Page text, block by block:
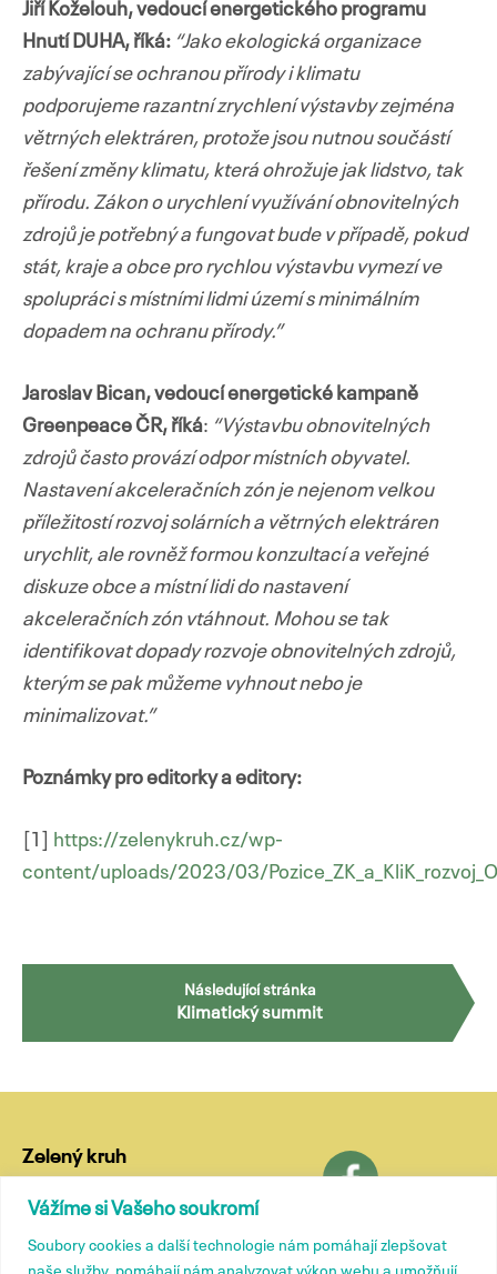
Vážíme si Vašeho soukromí
Soubory cookies a další technologie nám pomáhají zlepšovat
Jiří Koželouh, vedoucí energetického programu
Hnutí DUHA, říká: “Jako ekologická organizace
zabývající se ochranou přírody i klimatu
podporujeme razantní zrychlení výstavby zejména
větrných elektráren, protože jsou nutnou součástí
řešení změny klimatu, která ohrožuje jak lidstvo, tak
přírodu. Zákon o urychlení využívání obnovitelných
zdrojů je potřebný a fungovat bude v případě, pokud
stát, kraje a obce pro rychlou výstavbu vymezí ve
spolupráci s místními lidmi území s minimálním
dopadem na ochranu přírody.”
Jaroslav Bican, vedoucí energetické kampaně
Greenpeace ČR, říká: “Výstavbu obnovitelných
zdrojů často provází odpor místních obyvatel.
Nastavení akceleračních zón je nejenom velkou
příležitostí rozvoj solárních a větrných elektráren
urychlit, ale rovněž formou konzultací a veřejné
diskuze obce a místní lidi do nastavení
akceleračních zón vtáhnout. Mohou se tak
identifikovat dopady rozvoje obnovitelných zdrojů,
kterým se pak můžeme vyhnout nebo je
minimalizovat.”
Poznámky pro editorky a editory:
[1]
https://zelenykruh.cz/wp-
content/uploads/2023/03/
NavigaceNásledující stránka
Klimatický summit
Zelený kruh
120 00 Praha 2
tel.: (+420) 799 572 435